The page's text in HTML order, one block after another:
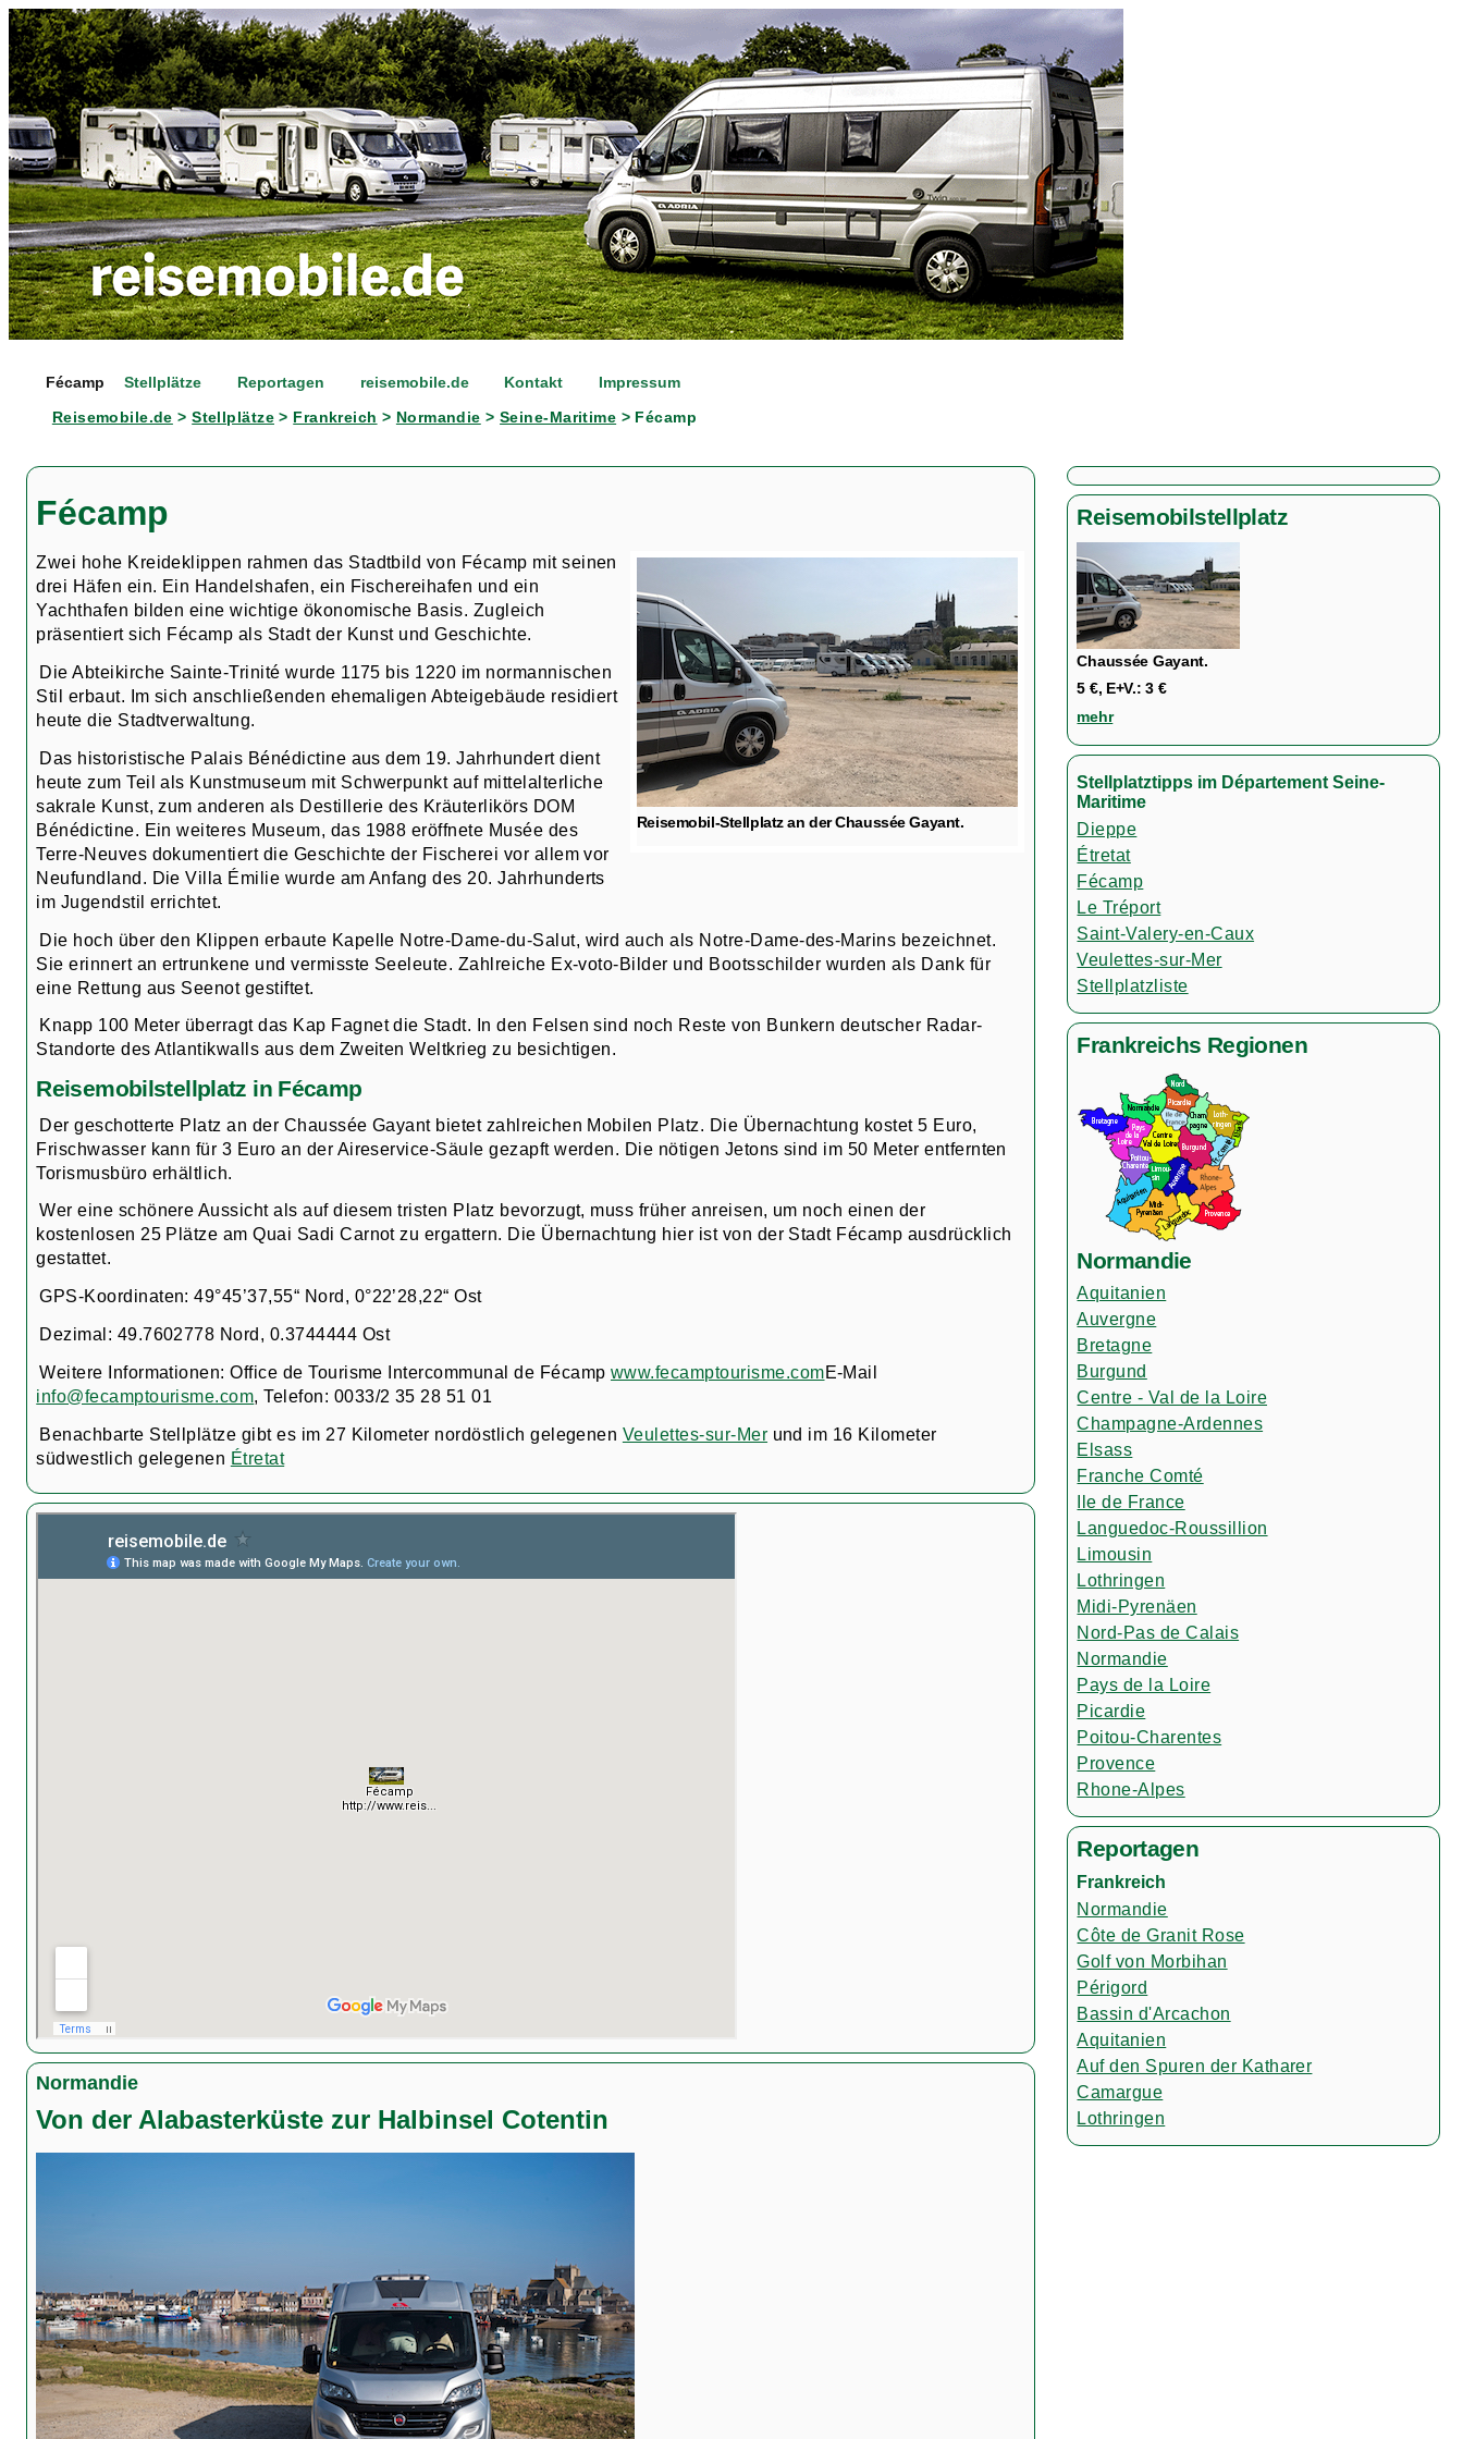
Fécamp Stellplätze Reportagen reisemobile.de Kontakt Impressum
Reisemobile.de >Stellplätze> Frankreich > Normandie >Seine-Maritime > Fécamp
Fécamp
Reisemobil-Stellplatz an der Chaussée Gayant.
Zwei hohe Kreideklippen rahmen das Stadtbild von Fécamp mit seinen
drei Häfen ein. Ein Handelshafen, ein Fischereihafen und ein
Yachthafen bilden eine wichtige ökonomische Basis. Zugleich
präsentiert sich Fécamp als Stadt der Kunst und Geschichte.
Die Abteikirche Sainte-Trinité wurde 1175 bis 1220 im normannischen
Stil erbaut. Im sich anschließenden ehemaligen Abteigebäude residiert
heute die Stadtverwaltung.
Das historistische Palais Bénédictine aus dem 19. Jahrhundert dient
heute zum Teil als Kunstmuseum mit Schwerpunkt auf mittelalterliche
sakrale Kunst, zum anderen als Destillerie des Kräuterlikörs DOM
Bénédictine. Ein weiteres Museum, das 1988 eröffnete Musée des
Terre-Neuves dokumentiert die Geschichte der Fischerei vor allem vor
Neufundland. Die Villa Émilie wurde am Anfang des 20. Jahrhunderts
im Jugendstil errichtet.
Die hoch über den Klippen erbaute Kapelle Notre-Dame-du-Salut, wird auch als Notre-Dame-des-Marins bezeichnet.
Sie erinnert an ertrunkene und vermisste Seeleute. Zahlreiche Ex-voto-Bilder und Bootsschilder wurden als Dank für
eine Rettung aus Seenot gestiftet.
Knapp 100 Meter überragt das Kap Fagnet die Stadt. In den Felsen sind noch Reste von Bunkern deutscher Radar-
Standorte des Atlantikwalls aus dem Zweiten Weltkrieg zu besichtigen.
Reisemobilstellplatz in Fécamp
Der geschotterte Platz an der Chaussée Gayant bietet zahlreichen Mobilen Platz. Die Übernachtung kostet 5 Euro,
Frischwasser kann für 3 Euro an der Aireservice-Säule gezapft werden. Die nötigen Jetons sind im 50 Meter entfernten
Torismusbüro erhältlich.
Wer eine schönere Aussicht als auf diesem tristen Platz bevorzugt, muss früher anreisen, um noch einen der
kostenlosen 25 Plätze am Quai Sadi Carnot zu ergattern. Die Übernachtung hier ist von der Stadt Fécamp ausdrücklich
gestattet.
GPS-Koordinaten: 49°45’37,55“ Nord, 0°22’28,22“ Ost
Dezimal: 49.7602778 Nord, 0.3744444 Ost
Weitere Informationen: Office de Tourisme Intercommunal de Fécamp www.fecamptourisme.comE-Mail
info@fecamptourisme.com, Telefon: 0033/2 35 28 51 01
Benachbarte Stellplätze gibt es im 27 Kilometer nordöstlich gelegenen Veulettes-sur-Mer und im 16 Kilometer
südwestlich gelegenen Étretat
Normandie
Von der Alabasterküste zur Halbinsel Cotentin
Reisemobilstellplatz
Chaussée Gayant.
5 €, E+V.: 3 €
mehr
Stellplatztipps im Département Seine-
Maritime
Dieppe
Étretat
Fécamp
Le Tréport
Saint-Valery-en-Caux
Veulettes-sur-Mer
Stellplatzliste
Frankreichs Regionen
Normandie
Aquitanien
Auvergne
Bretagne
Burgund
Centre - Val de la Loire
Champagne-Ardennes
Elsass
Franche Comté
Ile de France
Languedoc-Roussillion
Limousin
Lothringen
Midi-Pyrenäen
Nord-Pas de Calais
Normandie
Pays de la Loire
Picardie
Poitou-Charentes
Provence
Rhone-Alpes
Reportagen
Frankreich
Normandie
Côte de Granit Rose
Golf von Morbihan
Périgord
Bassin d'Arcachon
Aquitanien
Auf den Spuren der Katharer
Camargue
Lothringen